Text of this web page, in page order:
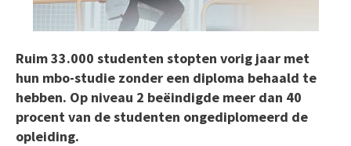
Ruim 33.000 studenten stopten vorig jaar met
hun mbo-studie zonder een diploma behaald te
hebben. Op niveau 2 beëindigde meer dan 40
procent van de studenten ongediplomeerd de
opleiding.